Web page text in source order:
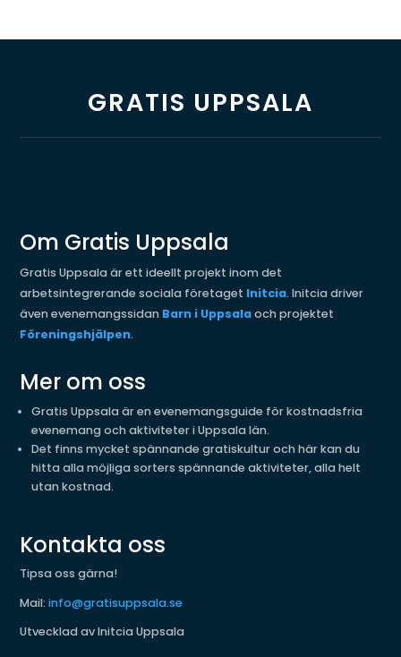
GRATIS UPPSALA
Om Gratis Uppsala
Gratis Uppsala är ett ideellt projekt inom det
arbetsintegrerande sociala företaget Initcia. Initcia driver
även evenemangssidan Barn i Uppsalaoch projektet
Föreningshjälpen.
Mer om oss
Gratis Uppsala är en evenemangsguide för kostnadsfria
evenemang och aktiviteter i Uppsala län.
Det finns mycket spännande gratiskultur och här kan du
hitta alla möjliga sorters spännande aktiviteter, alla helt
utan kostnad.
Kontakta oss
Tipsa oss gärna!
Mail:info@gratisuppsala.se
Utvecklad av Initcia Uppsala